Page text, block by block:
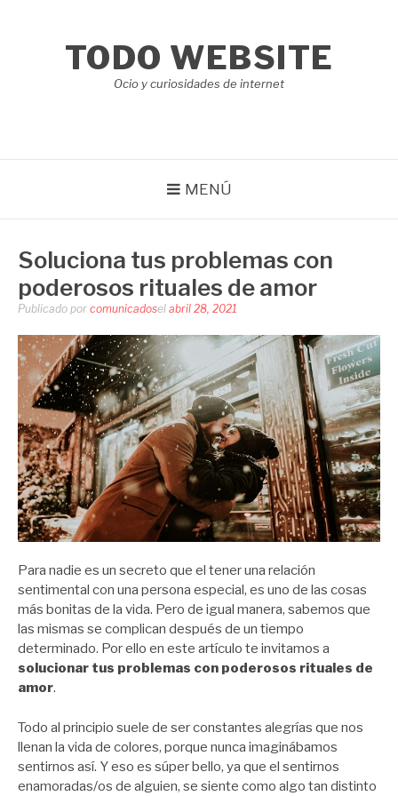
TODO WEBSITE
Ocio y curiosidades de internet
MENÚ
Soluciona tus problemas con
poderosos rituales de amor
Publicado por comunicadosel abril 28, 2021
Para nadie es un secreto que el tener una relación
sentimental con una persona especial, es uno de las cosas
más bonitas de la vida. Pero de igual manera, sabemos que
las mismas se complican después de un tiempo
determinado. Por ello en este artículo te invitamos a
solucionar tus problemas con poderosos rituales de
amor.
Todo al principio suele de ser constantes alegrías que nos
llenan la vida de colores, porque nunca imaginábamos
sentirnos así. Y eso es súper bello, ya que el sentirnos
enamoradas/os de alguien, se siente como algo tan distinto